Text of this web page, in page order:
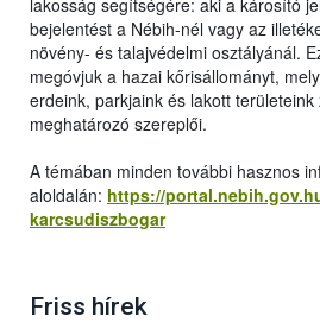
lakosság segítségére: aki a károsító
bejelentést a Nébih-nél vagy az
növény- és talajvédelmi osztályánál.
megóvjuk a hazai kőrisállományt,
erdeink, parkjaink és lakott
meghatározó szereplői.
A témában minden további hasznos
aloldalán: https://
karcsudiszbogar
Friss hírek